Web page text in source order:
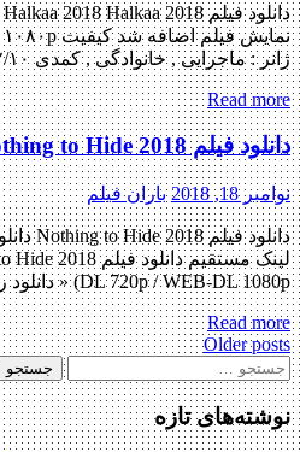
ژانر : ماجرایی , خانوادگی , کمدی ۸٫۲/۱۰ از ۵۸ رای مدت زمان […]
Read more
دانلود فیلم Nothing to Hide 2018
نوامبر 18, 2018 باران فیلم
DL 720p / WEB-DL 1080p) « دانلود رایگان با لینک مستقیم از […]
Read more
Posts
navigation
Older posts
جستجو
برای:
نوشته‌های تازه